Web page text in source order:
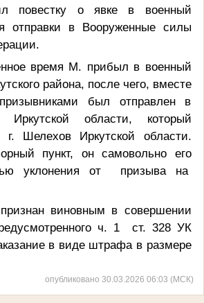
повестку о явке в военный
отправки в Вооруженные силы
время М. прибыл в военный
района, после чего, вместе
был отправлен в
Иркутской области, который
г. Шелехов Иркутской области.
пункт, он самовольно его
уклонения от призыва на
признан виновным в совершении
ч. 1 ст. 328 УК
в виде штрафа в размере
опубликовано 30.03.2026 06:03 (МСК)